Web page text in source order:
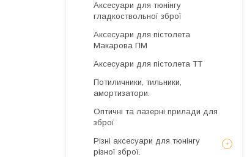
Аксесуари для тюнінгу
гладкоствольної зброї
Аксесуари для пістолета
Макарова ПМ
Аксесуари для пістолета ТТ
Потиличники, тильники,
амортизатори.
Оптичні та лазерні прилади для
зброї
Різні аксесуари для тюнінгу
різної зброї.